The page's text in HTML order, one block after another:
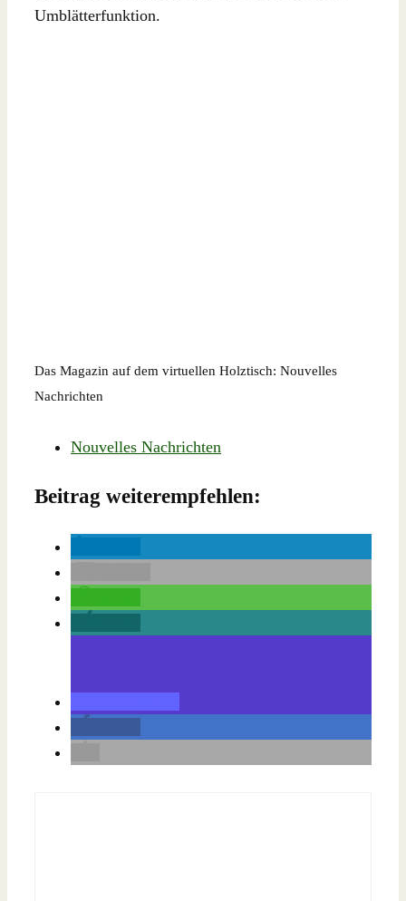
Umblätterfunktion.
Das Magazin auf dem virtuellen Holztisch: Nouvelles
Nachrichten
Nouvelles Nachrichten
Beitrag weiterempfehlen: